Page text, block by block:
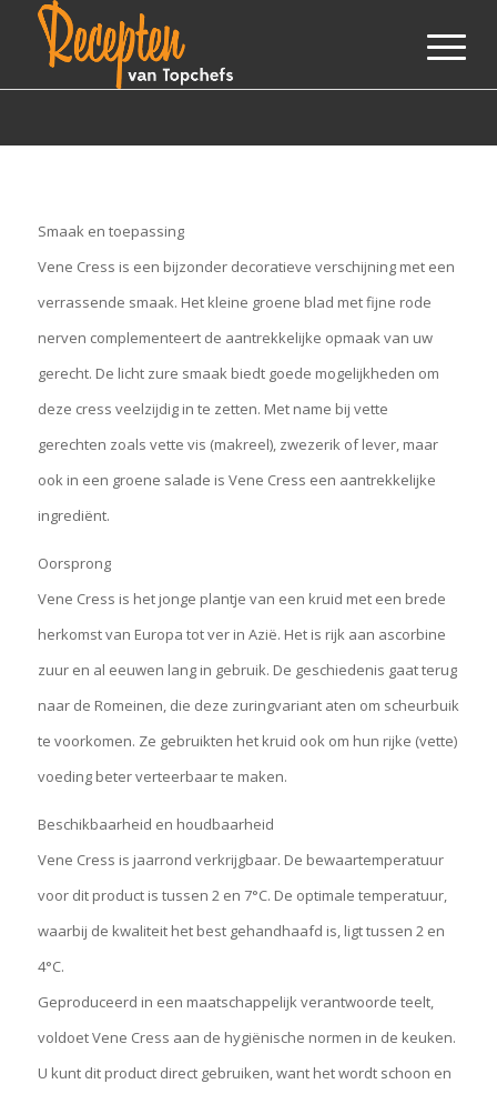
Smaak en toepassing
Vene Cress is een bijzonder decoratieve verschijning met een
verrassende smaak. Het kleine groene blad met fijne rode
nerven complementeert de aantrekkelijke opmaak van uw
gerecht. De licht zure smaak biedt goede mogelijkheden om
deze cress veelzijdig in te zetten. Met name bij vette
gerechten zoals vette vis (makreel), zwezerik of lever, maar
ook in een groene salade is Vene Cress een aantrekkelijke
ingrediënt.
Oorsprong
Vene Cress is het jonge plantje van een kruid met een brede
herkomst van Europa tot ver in Azië. Het is rijk aan ascorbine
zuur en al eeuwen lang in gebruik. De geschiedenis gaat terug
naar de Romeinen, die deze zuringvariant aten om scheurbuik
te voorkomen. Ze gebruikten het kruid ook om hun rijke (vette)
voeding beter verteerbaar te maken.
Beschikbaarheid en houdbaarheid
Vene Cress is jaarrond verkrijgbaar. De bewaartemperatuur
voor dit product is tussen 2 en 7°C. De optimale tempera­tuur,
waarbij de kwaliteit het best gehandhaafd is, ligt tussen 2 en
4°C.
Geproduceerd in een maatschappelijk verantwoorde teelt,
voldoet Vene Cress aan de hygiënische normen in de keuken.
U kunt dit product direct gebruiken, want het wordt schoon en